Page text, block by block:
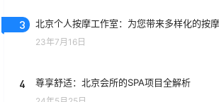
3 北京个人按摩工作室：为您带来多样化的按
23年7月16日
4 尊享舒适：北京会所的SPA项目全解析